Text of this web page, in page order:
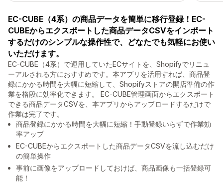
EC-CUBE（4系）の商品データを簡単に移行登録！EC-
CUBEからエクスポートした商品データCSVをインポート
するだけのシンプルな操作性で、どなたでも気軽にお使い
いただけます。
EC-CUBE（4系）で運用していたECサイトを、Shopifyでリニュ
ーアルされる方におすすめです。本アプリを活用すれば、商品登
録にかかる時間を大幅に短縮して、Shopifyストアの開店準備の作
業を格段に効率化できます。 EC-CUBE管理画面からエクスポート
できる商品データCSVを、本アプリからアップロードするだけで
作業は完了です。
商品登録にかかる時間を大幅に短縮！手動登録いらずで作業効
率アップ
EC-CUBEからエクスポートした商品データCSVを流し込むだけ
の簡単操作
事前に画像をアップロードしておけば、商品画像も一括登録可
能！